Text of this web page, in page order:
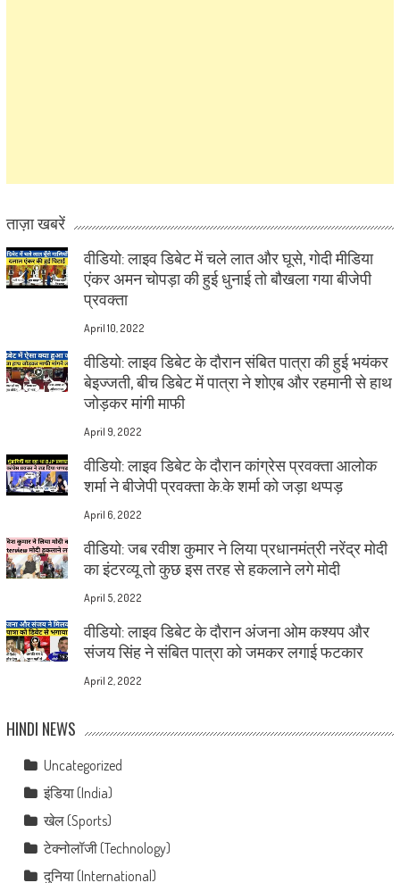
ताज़ा खबरें
वीडियो: लाइव डिबेट में चले लात और घूसे, गोदी मीडिया
एंकर अमन चोपड़ा की हुई धुनाई तो बौखला गया बीजेपी
प्रवक्ता
April 10, 2022
वीडियो: लाइव डिबेट के दौरान संबित पात्रा की हुई भयंकर
बेइज्जती, बीच डिबेट में पात्रा ने शोएब और रहमानी से हाथ
जोड़कर मांगी माफी
April 9, 2022
वीडियो: लाइव डिबेट के दौरान कांग्रेस प्रवक्ता आलोक
शर्मा ने बीजेपी प्रवक्ता के.के शर्मा को जड़ा थप्पड़
April 6, 2022
वीडियो: जब रवीश कुमार ने लिया प्रधानमंत्री नरेंद्र मोदी
का इंटरव्यू तो कुछ इस तरह से हकलाने लगे मोदी
April 5, 2022
वीडियो: लाइव डिबेट के दौरान अंजना ओम कश्यप और
संजय सिंह ने संबित पात्रा को जमकर लगाई फटकार
April 2, 2022
HINDI NEWS
Uncategorized
इंडिया (India)
खेल (Sports)
टेक्नोलॉजी (Technology)
दुनिया (International)